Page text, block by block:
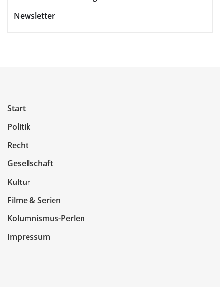
Newsletter
Start
Politik
Recht
Gesellschaft
Kultur
Filme & Serien
Kolumnismus-Perlen
Impressum